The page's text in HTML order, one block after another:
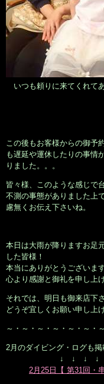
いつも頼りに来てくれて
この後もお客様からの御予
も遅延や運休したりの事情
りました。。。
皆々様、このような感じで
不測の事態がありました上
慮無くお伝え下さいね。
本日は大雨が降りますお足
した皆様！
本当にありがとうございま
心より感謝と御礼を申し上
それでは、明日も御来店下
どうぞ宜しくお願い申し上
～・～・～・～・～・～・
2月のダイビング・ログも
↓ ↓ ↓ ↓
2月25日【 第31回・